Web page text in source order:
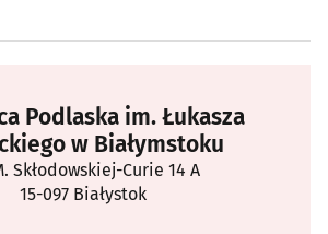
Podlaska im. Łukasza
w Białymstoku
Skłodowskiej-Curie 14 A
15-097 Białystok